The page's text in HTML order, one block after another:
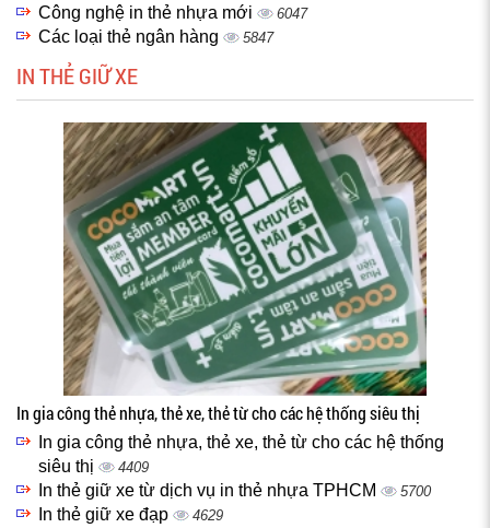
Công nghệ in thẻ nhựa mới 6047
Các loại thẻ ngân hàng 5847
IN THẺ GIỮ XE
In gia công thẻ nhựa, thẻ xe, thẻ từ cho các hệ thống siêu thị
In gia công thẻ nhựa, thẻ xe, thẻ từ cho các hệ thống
siêu thị
4409
In thẻ giữ xe từ dịch vụ in thẻ nhựa TPHCM 5700
In thẻ giữ xe đạp 4629